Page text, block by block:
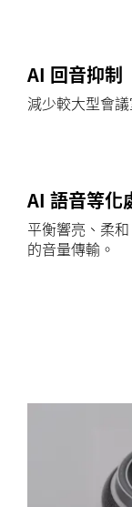
AI 回音抑制
減少較大型會
AI 語音等化
平衡響亮、柔
的音量傳輸。